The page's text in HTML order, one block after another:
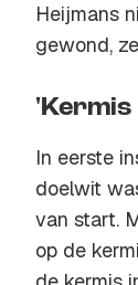
Heijmans
gewond,
In eerste
doelwit
van start.
op de